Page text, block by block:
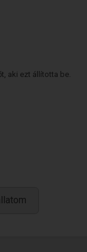
aki ezt állította be.